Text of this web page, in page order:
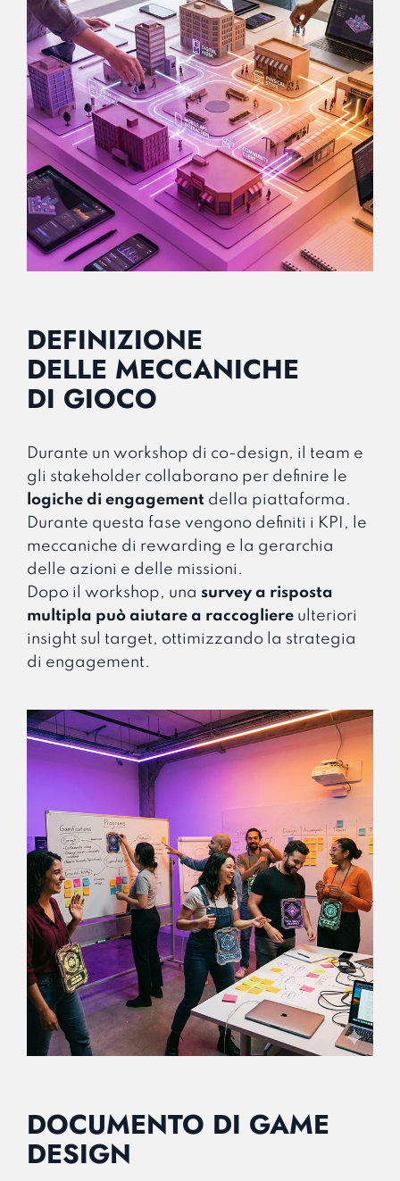
DEFINIZIONE
DELLE MECCANICHE
DI GIOCO
Durante un workshop di co-design, il team e
gli stakeholder collaborano per definire le
logiche di engagement della piattaforma.
Durante questa fase vengono definiti i KPI, le
meccaniche di rewarding e la gerarchia
delle azioni e delle missioni.
Dopo il workshop, una survey a risposta
multipla può aiutare a raccogliere ulteriori
insight sul target, ottimizzando la strategia
di engagement.
DOCUMENTO DI GAME
DESIGN